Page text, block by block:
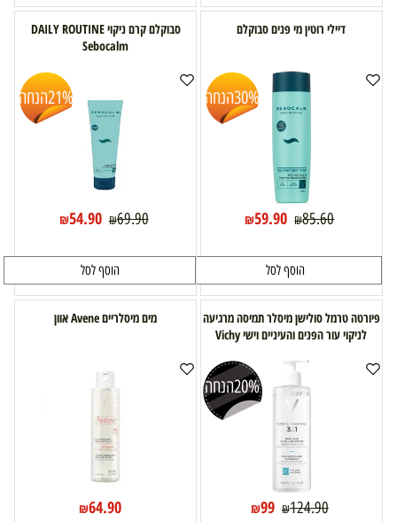
דיילי רוטין מי פנים סבוקלם
30%הנחה
₪85.60
₪59.90
הוסף לסל
סבוקלם קרם ניקוי DAILY ROUTINE
Sebocalm
21%הנחה
₪69.90
₪54.90
הוסף לסל
פיורטה טרמל סולישן מיסלר תמיסה מרגיעה
לניקוי עור הפנים והעיניים וישי Vichy
20%הנחה
₪124.90
₪99
מים מיסלריים Avene אוון
₪64.90